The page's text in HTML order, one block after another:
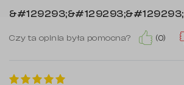
&#129293;&#129293;&#129293;
Czy ta opinia była pomocna? (0)